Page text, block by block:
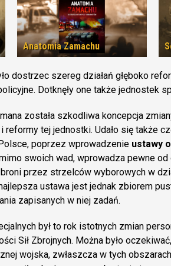
Anatomia Zamachu
dostrzec szereg działań głęboko
Dotknęły one także jednostek
została szkodliwa koncepcja
reformy tej jednostki. Udało się także
poprzez wprowadzenie ustawy
swoich wad, wprowadza pewne
przez strzelców wyborowych w
ustawa jest jednak zbiorem
zapisanych w niej zadań.
był to rok istotnych zmian
Sił Zbrojnych. Można było
wojska, zwłaszcza w tych